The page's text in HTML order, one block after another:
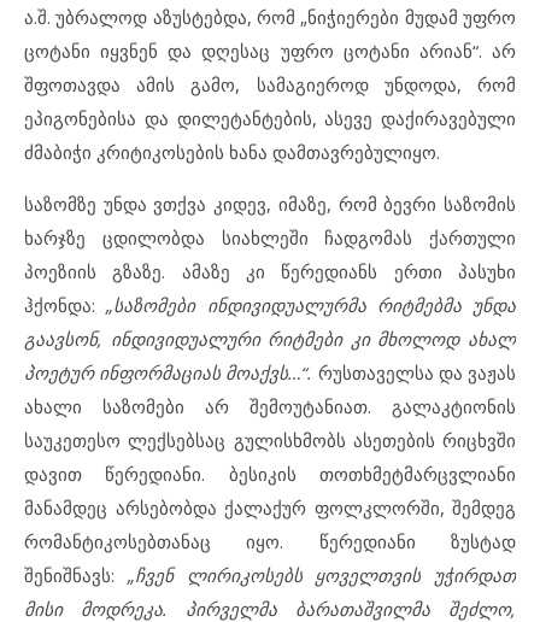
ა.შ. უბრალოდ აზუსტებდა, რომ „ნიჭიერები მუდამ უფრო
ცოტანი იყვნენ და დღესაც უფრო ცოტანი არიან“. არ
შფოთავდა ამის გამო, სამაგიეროდ უნდოდა, რომ
ეპიგონებისა და დილეტანტების, ასევე დაქირავებული
ძმაბიჭი კრიტიკოსების ხანა დამთავრებულიყო.
საზომზე უნდა ვთქვა კიდევ, იმაზე, რომ ბევრი საზომის
ხარჯზე ცდილობდა სიახლეში ჩადგომას ქართული
პოეზიის გზაზე. ამაზე კი წერედიანს ერთი პასუხი
ჰქონდა:„საზომები ინდივიდუალურმა რიტმებმა უნდა
გაავსონ, ინდივიდუალური რიტმები კი მხოლოდ ახალ
პოეტურ ინფორმაციას მოაქვს…“. რუსთაველსა და ვაჟას
ახალი საზომები არ შემოუტანიათ. გალაკტიონის
საუკეთესო ლექსებსაც გულისხმობს ასეთების რიცხვში
დავით წერედიანი. ბესიკის თოთხმეტმარცვლიანი
მანამდეც არსებობდა ქალაქურ ფოლკლორში, შემდეგ
რომანტიკოსებთანაც იყო. წერედიანი ზუსტად
შენიშნავს: „ჩვენ ლირიკოსებს ყოველთვის უჭირდათ
მისი მოდრეკა. პირველმა ბარათაშვილმა შეძლო,